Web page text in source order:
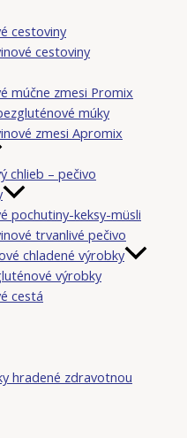
cestoviny
cestoviny
múčne zmesi Promix
múky
zmesi Apromix
chlieb – pečivo
pochutiny-keksy-müsli
trvanlivé pečivo
chladené výrobky
výrobky
cestá
hradené zdravotnou